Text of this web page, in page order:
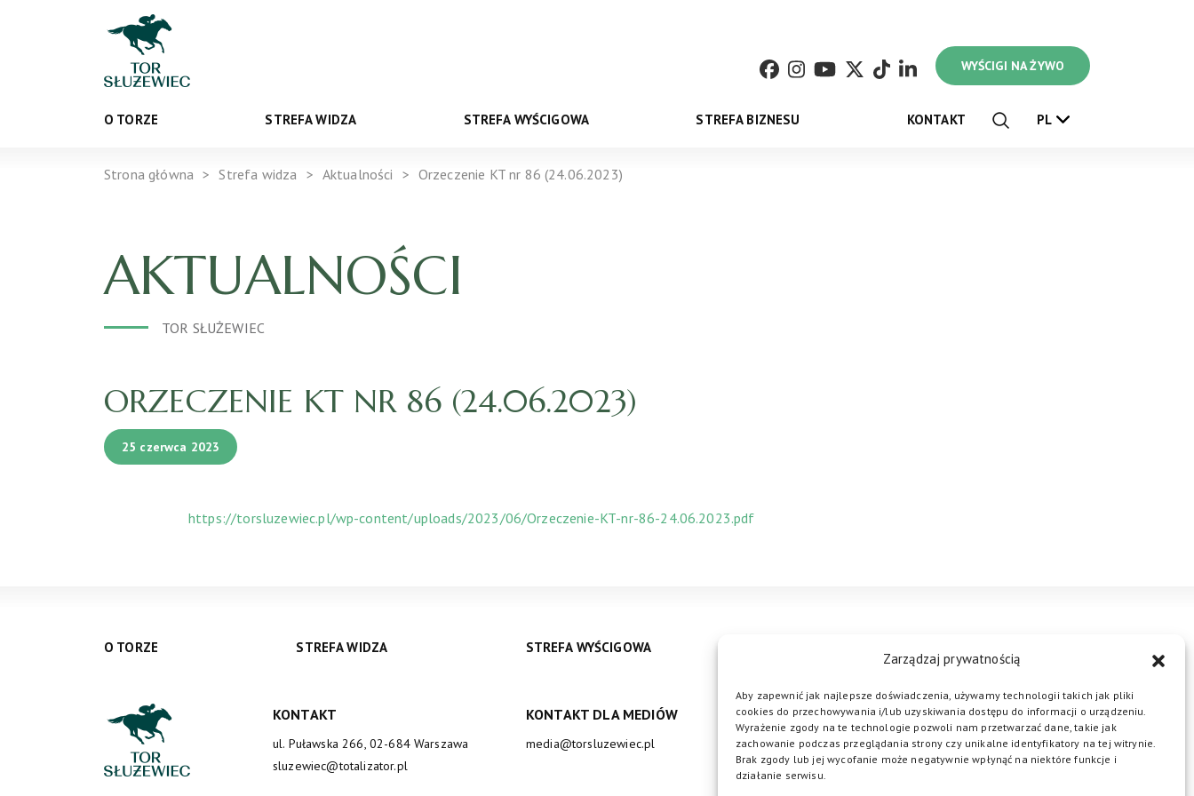
Zarządzaj prywatnością
Aby zapewnić jak najlepsze doświadczenia, używamy technologii takich jak pliki
cookies do przechowywania i/lub uzyskiwania dostępu do informacji o urządzeniu.
Wyrażenie zgody na te technologie pozwoli nam przetwarzać dane, takie jak
zachowanie podczas przeglądania strony czy unikalne identyfikatory na tej witrynie.
Brak zgody lub jej wycofanie może negatywnie wpłynąć na niektóre funkcje i
działanie serwisu.
WYŚCIGI NA ŻYWO
O TORZE STREFA WIDZA STREFA WYŚCIGOWA STREFA BIZNESU KONTAKT PL
Strona główna Strefa widza Aktualności Orzeczenie KT nr 86 (24.06.2023)
AKTUALNOŚCI
TOR SŁUŻEWIEC
ORZECZENIE KT NR 86 (24.06.2023)
25 czerwca 2023
https://torsluzewiec.pl/wp-content/uploads/2023/06/Orzeczenie-KT-nr-86-24.06.2023.pdf
O TORZE STREFA WIDZA STREFA WYŚCIGOWA
KONTAKT
ul. Puławska 266, 02-684 Warszawa
sluzewiec@totalizator.pl
KONTAKT DLA MEDIÓW
media@torsluzewiec.pl
DOŁĄCZ DO NAS